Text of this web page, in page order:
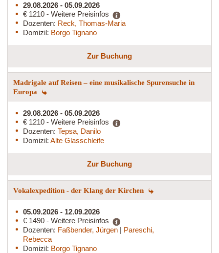
29.08.2026 - 05.09.2026
€ 1210 - Weitere Preisinfos
Dozenten: Reck, Thomas-Maria
Domizil: Borgo Tignano
Zur Buchung
Madrigale auf Reisen – eine musikalische Spurensuche in
Europa
29.08.2026 - 05.09.2026
€ 1210 - Weitere Preisinfos
Dozenten: Tepsa, Danilo
Domizil: Alte Glasschleife
Zur Buchung
Vokalexpedition - der Klang der Kirchen
05.09.2026 - 12.09.2026
€ 1490 - Weitere Preisinfos
Dozenten: Faßbender, Jürgen | Pareschi,
Rebecca
Domizil: Borgo Tignano